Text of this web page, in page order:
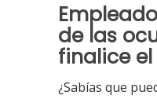
de las
finalice el
¿Sabías que